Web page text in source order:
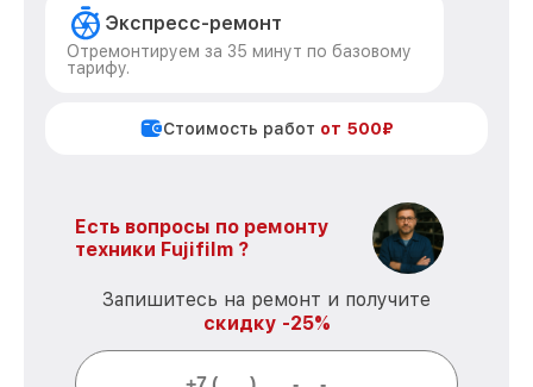
Экспресс-ремонт
Отремонтируем за 35 минут по базовому
тарифу.
Стоимость работ от 500₽
Есть вопросы по ремонту
техники Fujifilm ?
Запишитесь на ремонт и получите
скидку -25%